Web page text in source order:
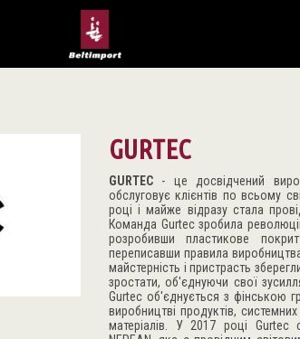
GURTEC
GURTEC - це досвідчений
обслуговує клієнтів по всьому
році і майже відразу стала
Команда Gurtec зробила
розробивши пластикове
переписавши правила
майстерність і пристрасть
зростати, об'єднуючи свої
Gurtec об'єднується з фінською
виробництві продуктів,
матеріалів. У 2017 році Gurtec